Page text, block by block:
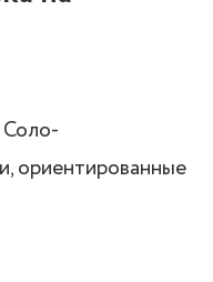
Соло-
ориентированные